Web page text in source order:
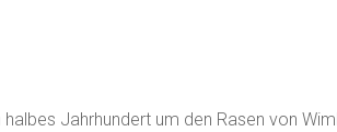
halbes Jahrhundert um den Rasen von